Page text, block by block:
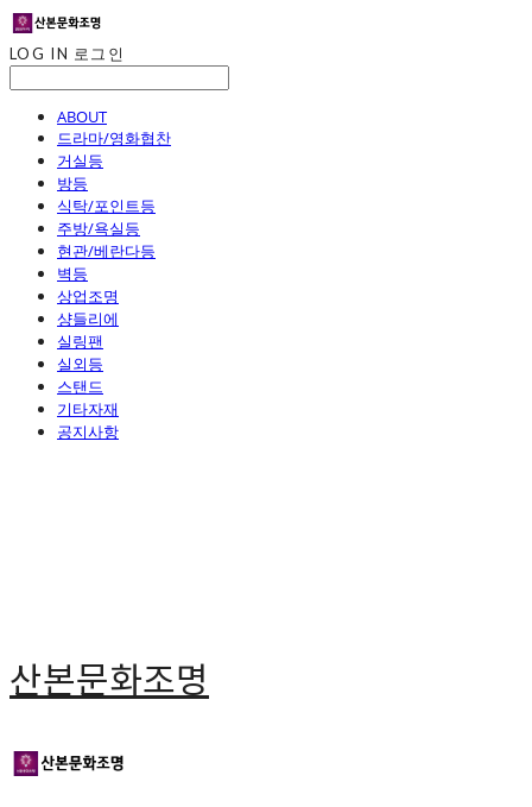
LOG IN 로그인
ABOUT
드라마/영화협찬
거실등
방등
식탁/포인트등
주방/욕실등
현관/베란다등
벽등
상업조명
샹들리에
실링팬
실외등
스탠드
기타자재
공지사항
산본문화조명